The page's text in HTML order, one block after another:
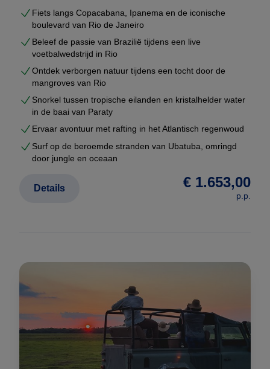
excursies afgestemd op uw interesses
voldoende rustmomenten tussen de reisdagen
U ontvangt geen generiek voorstel, maar een
uitgewerkte reisopzet
excursies en bijpassend vluchtschema.
Gebaseerd op duizenden echte reizen
Op onze website vindt u meer dan2000
voorbeeldreizendie wij de afgelopen jaren voor
klanten hebben samengesteld. Dit zijn geen
marketingroutes, maar echte reisopzetten met
werkende logistiek.
bewezen routes
goed functionerende combinaties van bestemmingen
betrouwbare lokale partners
Dit maakt maatwerk bij ons niet alleen persoonlijker,
Fiets langs Copacabana, Ipanema en de iconische
boulevard van Rio de Janeiro
Beleef de passie van Brazilië tijdens een live
voetbalwedstrijd in Rio
Ontdek verborgen natuur tijdens een tocht door de
mangroves van Rio
Snorkel tussen tropische eilanden en kristalhelder water
in de baai van Paraty
Ervaar avontuur met rafting in het Atlantisch regenwoud
Surf op de beroemde stranden van Ubatuba, omringd
door jungle en oceaan
€ 1.653,00
p.p.
Details